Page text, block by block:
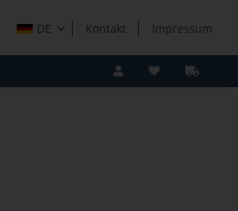
DE Kontakt Impressum